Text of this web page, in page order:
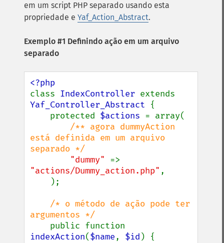
em um script PHP separado usando esta
propriedade e Yaf_Action_Abstract.
Exemplo #1 Definindo ação em um arquivo
separado
class IndexController
Yaf_Controller_Abstract {
    protected
$actions = array(
/** agora dummyAction
está definida em um arquivo
separado */
"dummy"
"actions/Dummy_action.php" ,
/* o método de ação pode ter
argumentos */
indexAction($name, $id ) {